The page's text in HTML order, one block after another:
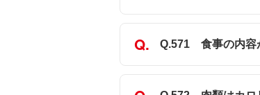
Q.571 食事の内容